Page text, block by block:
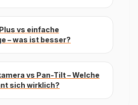
vs einfache
– was ist besser?
vs Pan-Tilt – Welche
sich wirklich?